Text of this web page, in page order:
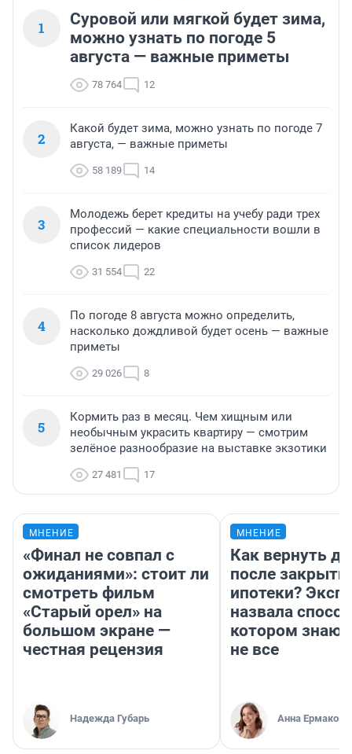
1
Суровой или мягкой будет зима,
можно узнать по погоде 5
августа — важные приметы
78 764 12
2
Какой будет зима, можно узнать по погоде 7
августа, — важные приметы
58 189 14
3
Молодежь берет кредиты на учебу ради трех
профессий — какие специальности вошли в
список лидеров
31 554 22
4
По погоде 8 августа можно определить,
насколько дождливой будет осень — важные
приметы
29 026 8
5
Кормить раз в месяц. Чем хищным или
необычным украсить квартиру — смотрим
зелёное разнообразие на выставке экзотики
27 481 17
МНЕНИЕ
«Финал не совпал с
ожиданиями»: стоит ли
смотреть фильм
«Старый орел» на
большом экране —
честная рецензия
Надежда Губарь
МНЕНИЕ
Как вернуть
после
ипотеки?
назвала
котором
не все
Анна Ермакова